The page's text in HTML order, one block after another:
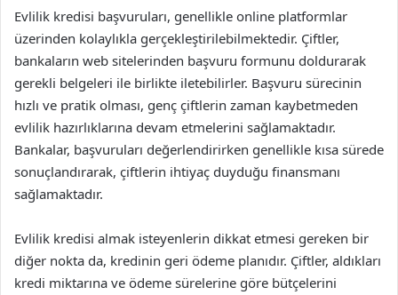
Evlilik kredisi başvuruları, genellikle online platformlar
üzerinden kolaylıkla gerçekleştirilebilmektedir. Çiftler,
bankaların web sitelerinden başvuru formunu doldurarak
gerekli belgeleri ile birlikte iletebilirler. Başvuru sürecinin
hızlı ve pratik olması, genç çiftlerin zaman kaybetmeden
evlilik hazırlıklarına devam etmelerini sağlamaktadır.
Bankalar, başvuruları değerlendirirken genellikle kısa sürede
sonuçlandırarak, çiftlerin ihtiyaç duyduğu finansmanı
sağlamaktadır.
Evlilik kredisi almak isteyenlerin dikkat etmesi gereken bir
diğer nokta da, kredinin geri ödeme planıdır. Çiftler, aldıkları
kredi miktarına ve ödeme sürelerine göre bütçelerini